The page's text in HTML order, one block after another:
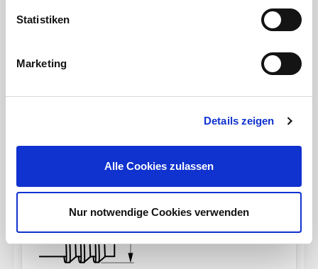
Statistiken
Marketing
Details zeigen
Alle Cookies zulassen
Nur notwendige Cookies verwenden
S75*6 DN50 (2") Grobgewinde
6mm (0,24") Gewindesteigung